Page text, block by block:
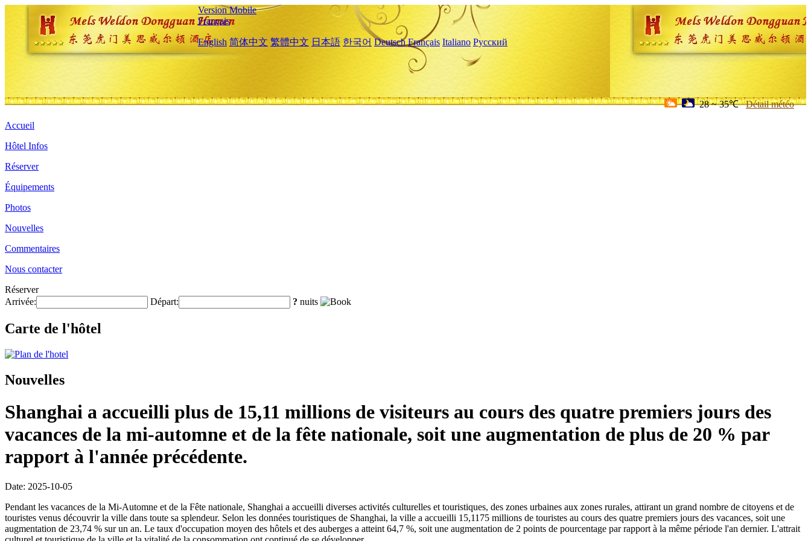
Version Mobile
Français
English 简体中文 繁體中文 日本語 한국어 Deutsch Français Italiano Русский
28 ~ 35℃ Détail météo
Accueil
Hôtel Infos
Réserver
Équipements
Photos
Nouvelles
Commentaires
Nous contacter
Réserver
Arrivée:
Départ: ? nuits
Carte de l'hôtel
Nouvelles
Shanghai a accueilli plus de 15,11 millions de visiteurs au cours des quatre premiers jours des
vacances de la mi-automne et de la fête nationale, soit une augmentation de plus de 20 % par
rapport à l'année précédente.
Date: 2025-10-05
Pendant les vacances de la Mi-Automne et de la Fête nationale, Shanghai a accueilli diverses activités culturelles et touristiques, des zones urbaines aux zones rurales, attirant un grand nombre de citoyens et de
touristes venus découvrir la ville dans toute sa splendeur. Selon les données touristiques de Shanghai, la ville a accueilli 15,1175 millions de touristes au cours des quatre premiers jours des vacances, soit une
augmentation de 23,74 % sur un an. Le taux d'occupation moyen des hôtels et des auberges a atteint 64,7 %, soit une augmentation de 2 points de pourcentage par rapport à la même période l'an dernier. L'attrait